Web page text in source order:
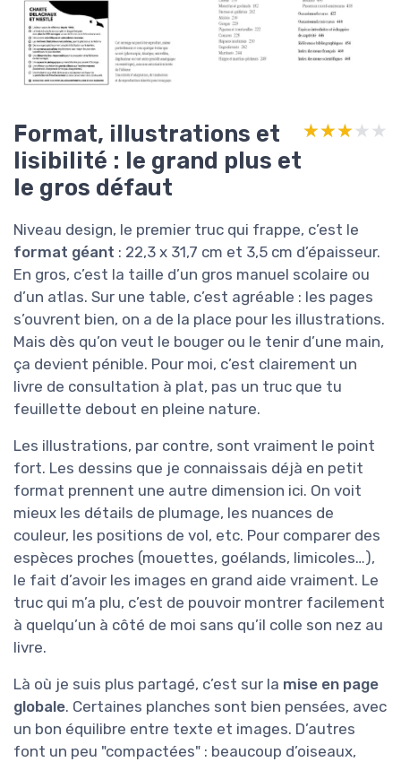
Format, illustrations et
lisibilité : le grand plus et
le gros défaut
★★★★★
★★★★★
Niveau design, le premier truc qui frappe, c’est le
format géant : 22,3 x 31,7 cm et 3,5 cm d’épaisseur.
En gros, c’est la taille d’un gros manuel scolaire ou
d’un atlas. Sur une table, c’est agréable : les pages
s’ouvrent bien, on a de la place pour les illustrations.
Mais dès qu’on veut le bouger ou le tenir d’une main,
ça devient pénible. Pour moi, c’est clairement un
livre de consultation à plat, pas un truc que tu
feuillette debout en pleine nature.
Les illustrations, par contre, sont vraiment le point
fort. Les dessins que je connaissais déjà en petit
format prennent une autre dimension ici. On voit
mieux les détails de plumage, les nuances de
couleur, les positions de vol, etc. Pour comparer des
espèces proches (mouettes, goélands, limicoles…),
le fait d’avoir les images en grand aide vraiment. Le
truc qui m’a plu, c’est de pouvoir montrer facilement
à quelqu’un à côté de moi sans qu’il colle son nez au
livre.
Là où je suis plus partagé, c’est sur la mise en page
globale. Certaines planches sont bien pensées, avec
un bon équilibre entre texte et images. D’autres
font un peu "compactées" : beaucoup d’oiseaux,